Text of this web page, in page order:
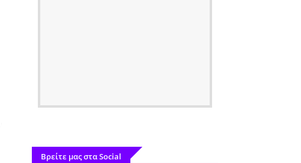
Βρείτε μας στα Social